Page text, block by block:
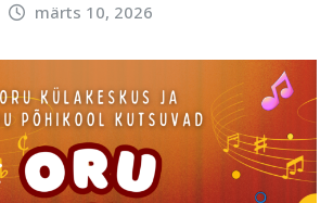
märts 10, 2026